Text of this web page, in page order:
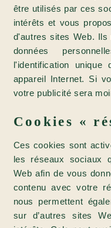
être utilisés par ces
intérêts et vous
d'autres sites Web.
données
l'identification
appareil Internet. Si
votre publicité sera
Cookies «
Ces cookies sont
les réseaux sociaux
Web afin de vous
contenu avec votre
nous permettent
sur d’autres sites